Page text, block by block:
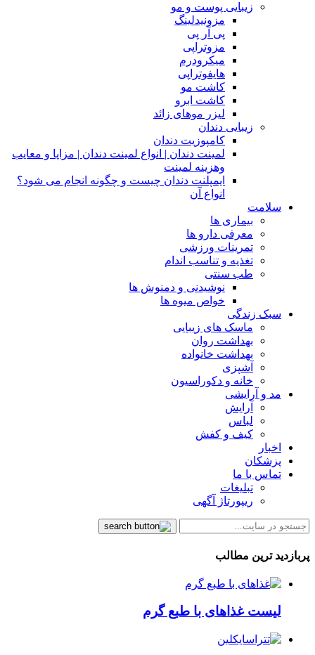
زیبایی پوست و مو
مزونیدلینگ
پی آر پی
مزوتراپی
میکرودرم
هایفوتراپی
کاشت مو
کاشت ابرو
لیزر موهای زائد
زیبایی دندان
کامپوزیت دندان
لمینت دندان | انواع لمینت دندان | مزاپا و معایب
وهزینه لمینت
ایمپلنت دندان چیست و چگونه انجام می شود؟
انواع آن
سلامت
بیماری ها
معرفی دارو ها
تمرینات ورزشی
تغذیه و تناسب اندام
طب سنتی
نوشیدنی و دمنوش ها
خواص میوه ها
سبک زندگی
ماسک های زیبایی
بهداشت روان
بهداشت خانواده
آشپزی
خانه و دکوراسیون
مد و آرایشی
آرایش
لباس
کیف و کفش
اخبار
پزشکان
تماس با ما
تبلیغات
ریپورتاژ آگهی
پربازدید ترین مطالب
لیست غذاهای با طبع گرم